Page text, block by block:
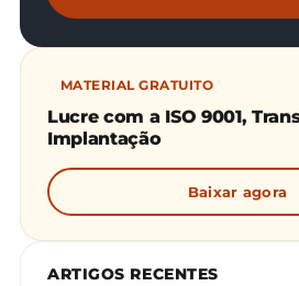
MATERIAL GRATUITO
Lucre com a ISO 9001,
Implantação
Baixar agora
ARTIGOS RECENTES